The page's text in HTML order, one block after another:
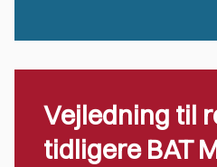
Vejledning til
tidligere BAT